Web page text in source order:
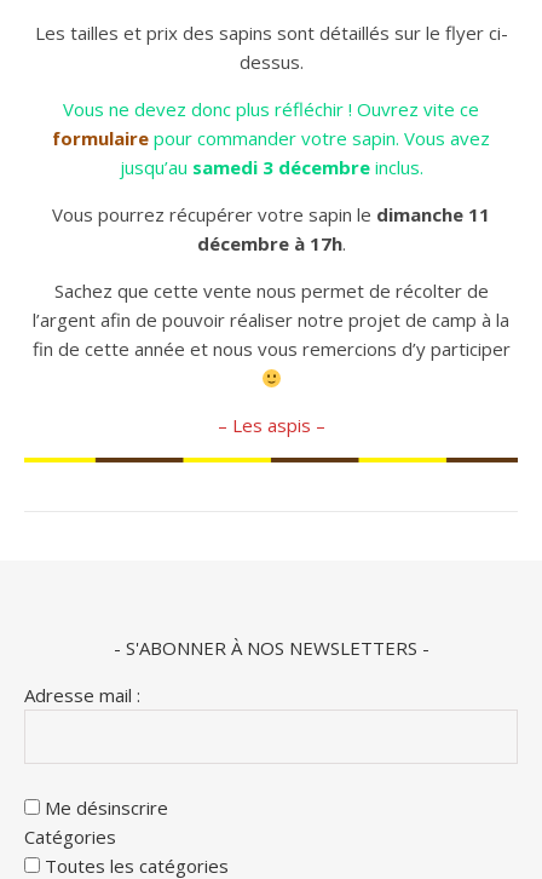
Les tailles et prix des sapins sont détaillés sur le flyer ci-
dessus.
Vous ne devez donc plus réfléchir ! Ouvrez vite ce
formulaire pour commander votre sapin. Vous avez
jusqu’au samedi 3 décembreinclus.
Vous pourrez récupérer votre sapin le dimanche 11
décembre à 17h.
Sachez que cette vente nous permet de récolter de
l’argent afin de pouvoir réaliser notre projet de camp à la
fin de cette année et nous vous remercions d’y participer
– Les aspis –
- S'ABONNER À NOS NEWSLETTERS -
Adresse mail :
Me désinscrire
Catégories
Toutes les catégories